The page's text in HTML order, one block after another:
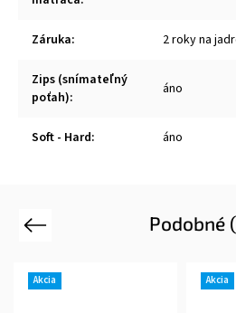
Záruka: 2 roky na
Zips (snímateľný
poťah): áno
Soft - Hard: áno
Podobné
Previous
Akcia Akcia